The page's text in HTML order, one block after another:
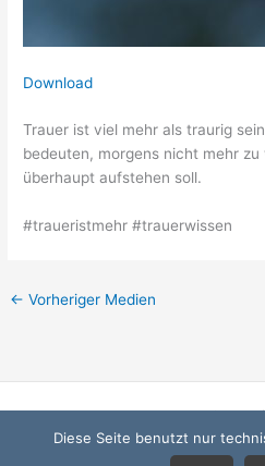
Download
Trauer ist viel mehr als traurig
bedeuten, morgens nicht mehr zu
überhaupt aufstehen soll.
#traueristmehr #trauerwissen
← Vorheriger Medien
Diese Seite benutzt nur